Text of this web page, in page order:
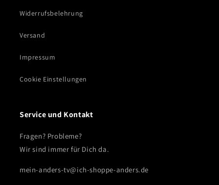
Widerrufsbelehrung
Versand
Impressum
Cookie Einstellungen
Service und Kontakt
Fragen? Probleme?
Wir sind immer für Dich da.
mein-anders-tv@ich-shoppe-anders.de